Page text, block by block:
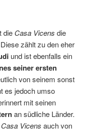
die Casa Vicens die
zählt zu den eher
und ist ebenfalls ein
seiner ersten
von seinem sonst
es jedoch umso
mit seinen
an südliche Länder.
Casa Vicens auch von